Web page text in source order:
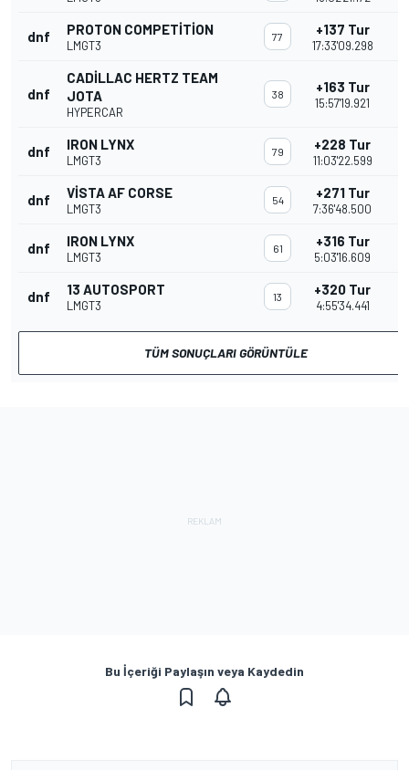
dnf PROTON COMPETITION
LMGT3
77 +137 Tur
17:33'09.298
dnf
CADILLAC HERTZ TEAM
JOTA
HYPERCAR
38 +163 Tur
15:57'19.921
dnf IRON LYNX
LMGT3
79 +228 Tur
11:03'22.599
dnf VISTA AF CORSE
LMGT3
54 +271 Tur
7:36'48.500
dnf IRON LYNX
LMGT3
61 +316 Tur
5:03'16.609
dnf 13 AUTOSPORT
LMGT3
13 +320 Tur
4:55'34.441
TÜM SONUÇLARI GÖRÜNTÜLE
Bu İçeriği Paylaşın veya Kaydedin